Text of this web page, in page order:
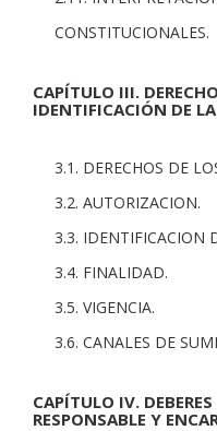
CONSTITUCIONALES.
CAPÍTULO III.
IDENTIFICACIÓN DE
3.1. DERECHOS DE
3.2. AUTORIZACION.
3.3. IDENTIFICACION
3.4. FINALIDAD.
3.5. VIGENCIA.
3.6. CANALES DE
CAPÍTULO IV.
RESPONSABLE Y